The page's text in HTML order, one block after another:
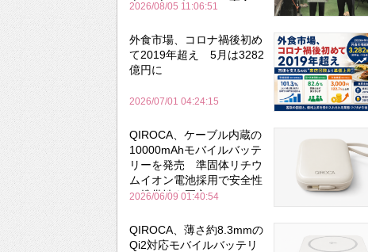
森のビアガーデンで実食
2026/08/05 11:06:51
外食市場、コロナ禍後初め
て2019年超え 5月は3282
億円に
2026/07/01 04:24:15
QIROCA、ケーブル内蔵の
10000mAhモバイルバッテ
リーを発売 準固体リチウ
ムイオン電池採用で安全性
と携帯性を両立
2026/06/09 01:40:54
QIROCA、薄さ約8.3mmの
Qi2対応モバイルバッテリ